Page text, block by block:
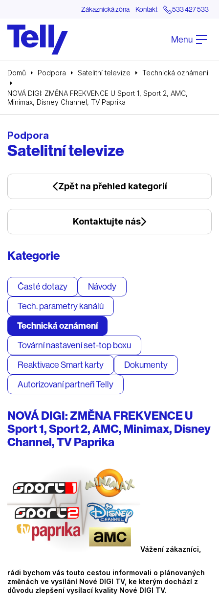
Zákaznická zóna Kontakt 533 427 533
Menu
Domů Podpora Satelitní televize Technická oznámení
NOVÁ DIGI: ZMĚNA FREKVENCE U Sport 1, Sport 2, AMC,
Minimax, Disney Channel, TV Paprika
Podpora
Satelitní televize
Zpět na přehled kategorií
Kontaktujte nás
Kategorie
Časté dotazy
Návody
Tech. parametry kanálů
Technická oznámení
Tovární nastavení set-top boxu
Reaktivace Smart karty
Dokumenty
Autorizovaní partneři Telly
NOVÁ DIGI: ZMĚNA FREKVENCE U
Sport 1, Sport 2, AMC, Minimax, Disney
Channel, TV Paprika
Vážení zákazníci,
rádi bychom vás touto cestou informovali o plánovaných
změnách ve vysílání Nové DIGI TV, ke kterým dochází z
důvodu zlepšení vysílací kvality Nové DIGI TV.